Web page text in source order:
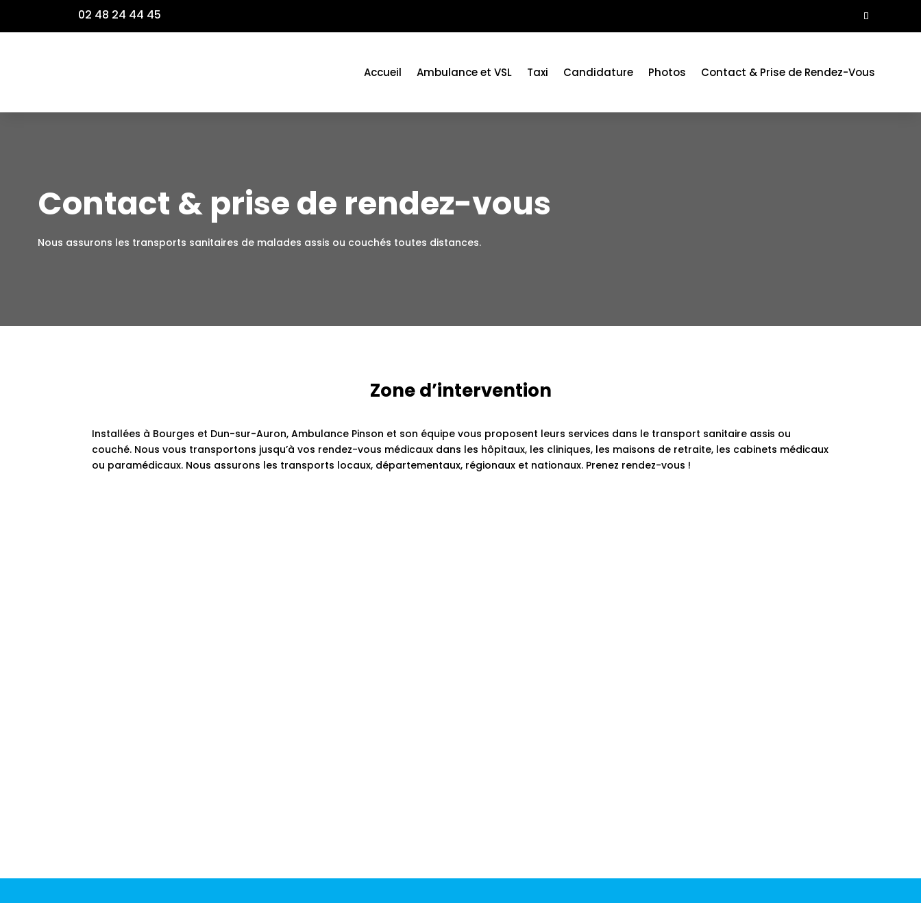
02 48 24 44 45
Accueil Ambulance et VSL Taxi Candidature Photos Contact & Prise de Rendez-Vous
Contact & prise de rendez-vous
Nous assurons les transports sanitaires de malades assis ou couchés toutes distances.
Zone d’intervention
Installées à Bourges et Dun-sur-Auron, Ambulance Pinson et son équipe vous proposent leurs services dans le transport sanitaire assis ou
couché. Nous vous transportons jusqu’à vos rendez-vous médicaux dans les hôpitaux, les cliniques, les maisons de retraite, les cabinets médicaux
ou paramédicaux. Nous assurons les transports locaux, départementaux, régionaux et nationaux. Prenez rendez-vous !